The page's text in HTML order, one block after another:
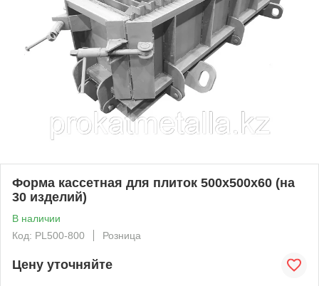
Форма кассетная для плиток 500х500х60 (на
30 изделий)
В наличии
Код: PL500-800
Розница
Цену уточняйте